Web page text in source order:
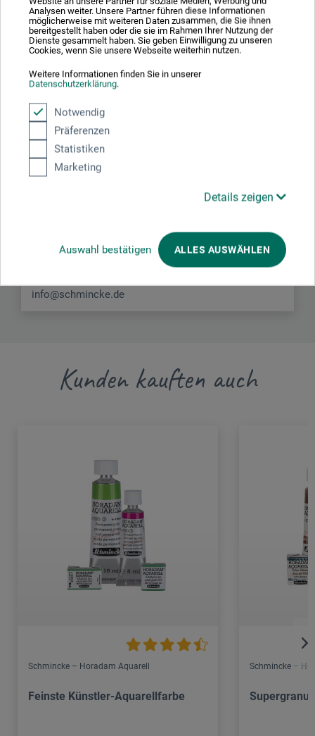
Analysen weiter. Unsere Partner führen diese Informationen
möglicherweise mit weiteren Daten zusammen, die Sie ihnen
bereitgestellt haben oder die sie im Rahmen Ihrer Nutzung der
Dienste gesammelt haben. Sie geben Einwilligung zu unseren
Cookies, wenn Sie unsere Webseite weiterhin nutzen.
Weitere Informationen finden Sie in unserer
Datenschutzerklärung.
Notwendig
Präferenzen
Statistiken
Marketing
Details zeigen
Auswahl bestätigen ALLES AUSWÄHLEN
Hersteller-Kontakt
Hier finden Sie die Kontaktdaten des Herstellers zu
40699 Erkrath
info@schmincke.de
Kunden kauften auch
Schmincke – Horadam Aquarell
Feinste Künstler-Aquarellfarbe
Schmincke –